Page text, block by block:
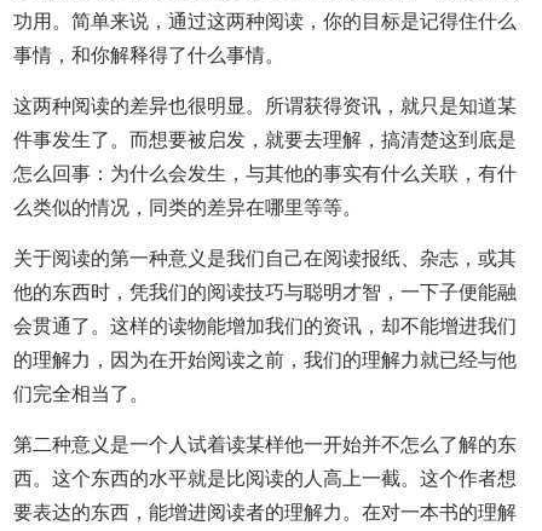
功用。简单来说，通过这两种阅读，你的目标是记得住什么
事情，和你解释得了什么事情。
这两种阅读的差异也很明显。所谓获得资讯，就只是知道某
件事发生了。而想要被启发，就要去理解，搞清楚这到底是
怎么回事：为什么会发生，与其他的事实有什么关联，有什
么类似的情况，同类的差异在哪里等等。
关于阅读的第一种意义是我们自己在阅读报纸、杂志，或其
他的东西时，凭我们的阅读技巧与聪明才智，一下子便能融
会贯通了。这样的读物能增加我们的资讯，却不能增进我们
的理解力，因为在开始阅读之前，我们的理解力就已经与他
们完全相当了。
第二种意义是一个人试着读某样他一开始并不怎么了解的东
西。这个东西的水平就是比阅读的人高上一截。这个作者想
要表达的东西，能增进阅读者的理解力。在对一本书的理解